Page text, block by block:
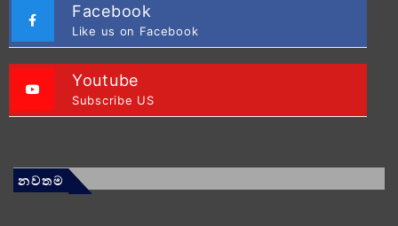
Facebook
Like us on Facebook
Youtube
Subscribe US
නවතම